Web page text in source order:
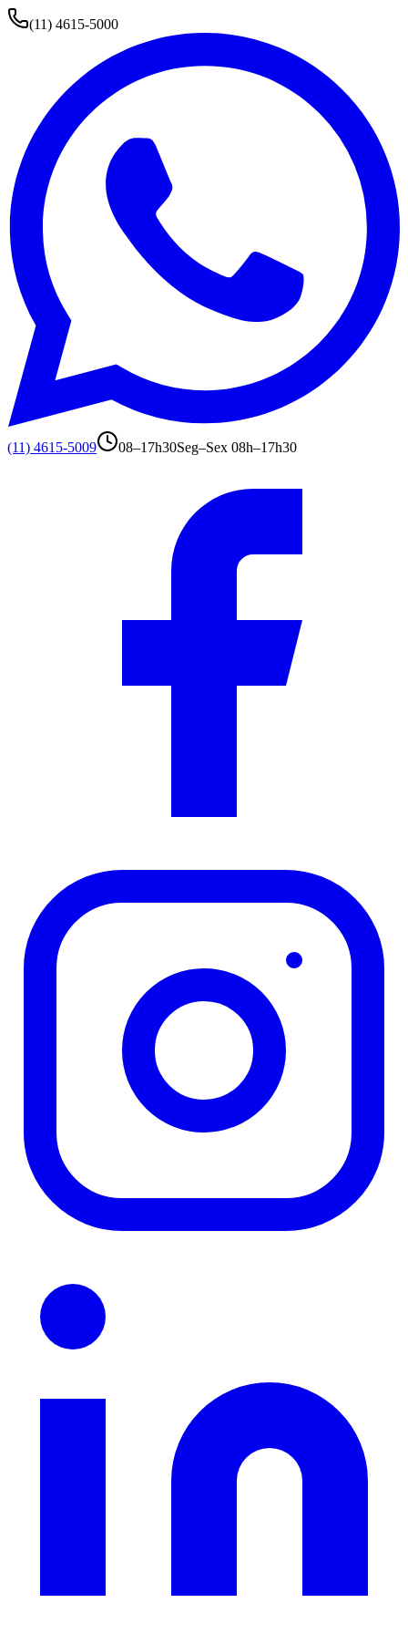
(11) 4615-5000
(11) 4615-5009 08–17h30Seg–Sex 08h–17h30